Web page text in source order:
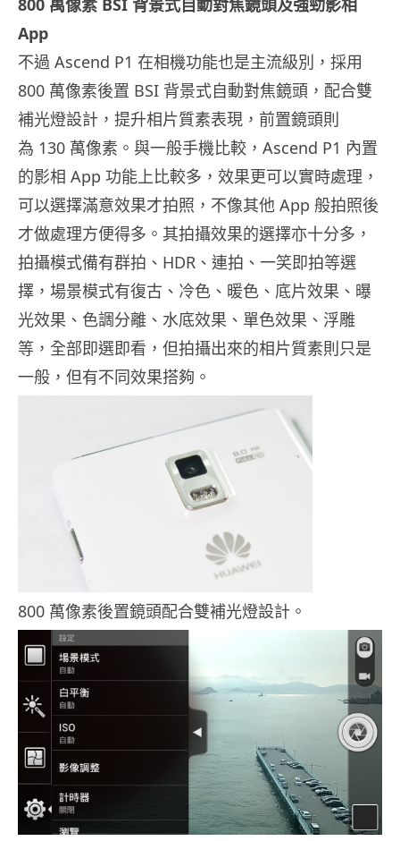
800 萬像素 BSI 背景式自動對焦鏡頭及強勁影相
App
不過 Ascend P1 在相機功能也是主流級別，採用
800 萬像素後置 BSI 背景式自動對焦鏡頭，配合雙
補光燈設計，提升相片質素表現，前置鏡頭則
為 130 萬像素。與一般手機比較，Ascend P1 內置
的影相 App 功能上比較多，效果更可以實時處理，
可以選擇滿意效果才拍照，不像其他 App 般拍照後
才做處理方便得多。其拍攝效果的選擇亦十分多，
拍攝模式備有群拍、HDR、連拍、一笑即拍等選
擇，場景模式有復古、冷色、暖色、底片效果、曝
光效果、色調分離、水底效果、單色效果、浮雕
等，全部即選即看，但拍攝出來的相片質素則只是
一般，但有不同效果搭夠。
800 萬像素後置鏡頭配合雙補光燈設計。